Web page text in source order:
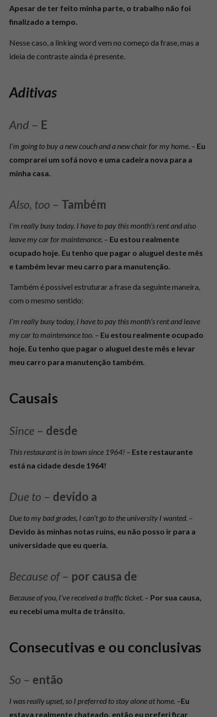
Apesar de ter feito minha parte, o trabalho não foi
finalizado a tempo.
Nesse caso, a linking word vem no começo da frase, mas a
ideia de contraste ainda é presente.
Aditivas
And – E
I’m going to buy a new couch and a new chair for my home. – Eu
comprarei um sofá novo e uma cadeira nova para a
minha casa.
Also, too– Também
I’m really busy today. I have to pay this month’s rent and also
leave my car for maintenance. – Eu estou realmente
ocupado hoje. Eu tenho que pagar o aluguel deste mês
e também levar meu carro para manutenção.
Também é possível estruturar a frase da seguinte maneira,
com o mesmo sentido:
I’m really busy today, I have to pay this month’s rent and leave
my car to maintenance too. – Eu estou realmente ocupado
hoje. Eu tenho que pagar o aluguel deste mês e levar
meu carro para manutenção também.
Causais
Since– desde
This restaurant is in town since 1964! – Este restaurante
está na cidade desde 1964!
Due to– devido a
Due to my bad grades, I can’t go to the university I wanted. –
Devido às minhas notas ruins, eu não posso ir para a
universidade que eu queria.
Because of– por causa de
Because of you, I’ve received a traffic ticket. – Por sua causa,
eu recebi uma multa de trânsito.
Consecutivas e ou conclusivas
So– então
I was really upset, so I preferred to stay alone at home. –Eu
estava realmente chateado, então eu preferi ficar